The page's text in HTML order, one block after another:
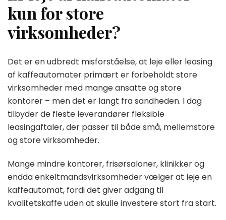
kun for store
virksomheder?
Det er en udbredt misforståelse, at leje eller leasing
af kaffeautomater primært er forbeholdt store
virksomheder med mange ansatte og store
kontorer – men det er langt fra sandheden. I dag
tilbyder de fleste leverandører fleksible
leasingaftaler, der passer til både små, mellemstore
og store virksomheder.
Mange mindre kontorer, frisørsaloner, klinikker og
endda enkeltmandsvirksomheder vælger at leje en
kaffeautomat, fordi det giver adgang til
kvalitetskaffe uden at skulle investere stort fra start.